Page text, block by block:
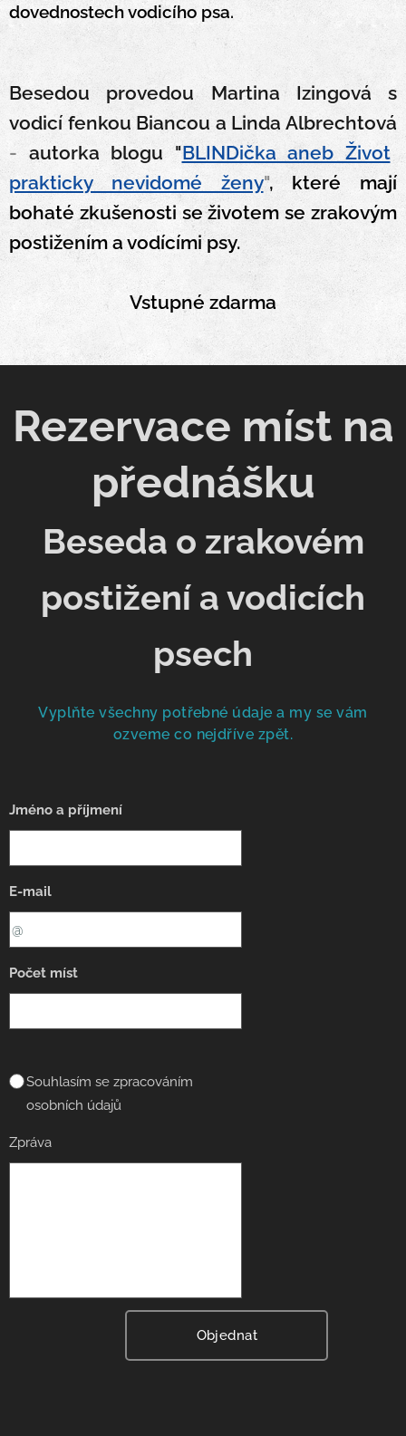
dovednostech vodicího psa.
Besedou provedou Martina Izingová s
vodicí fenkou Biancou a Linda Albrechtová
- autorka blogu "BLINDička aneb Život
prakticky nevidomé ženy", které mají
bohaté zkušenosti se životem se zrakovým
postižením a vodícími psy.
Vstupné zdarma
Rezervace míst na
přednášku
Beseda o zrakovém
postižení a vodicích
psech
Vyplňte všechny potřebné údaje a my se vám
ozveme co nejdříve zpět.
Jméno a příjmení
E-mail
Počet míst
Souhlasím se zpracováním
osobních údajů
Zpráva
Objednat